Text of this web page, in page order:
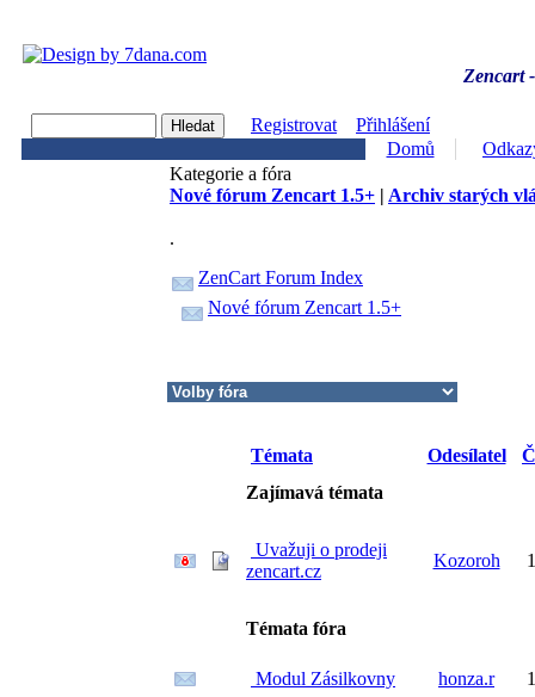
Zencart
Registrovat
Přihlášení
Domů
Kategorie a fóra
Nové fórum Zencart 1.5+ | Archiv starých
.
ZenCart Forum Index
Nové fórum Zencart 1.5+
Témata Odesílatel
Zajímavá témata
Uvažuji o prodeji
zencart.cz
Kozoroh
Témata fóra
Modul Zásilkovny honza.r